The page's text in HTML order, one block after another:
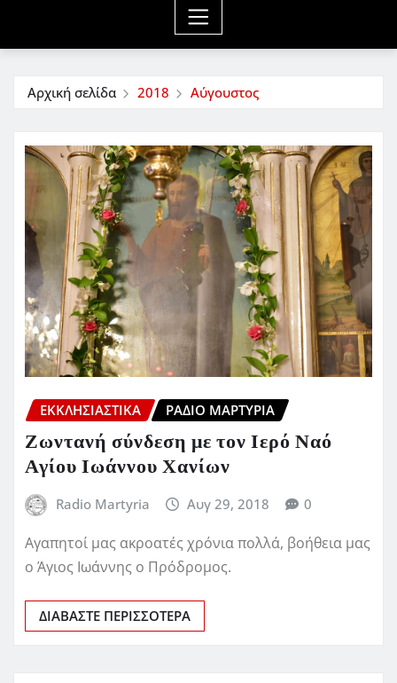
Αρχική σελίδα 2018 Αύγουστος
ΕΚΚΛΗΣΙΑΣΤΙΚΆ ΡΆΔΙΟ ΜΑΡΤΥΡΊΑ
Ζωντανή σύνδεση με τον Ιερό Ναό
Αγίου Ιωάννου Χανίων
Radio Martyria Αυγ 29, 2018 0
Αγαπητοί μας ακροατές χρόνια πολλά, βοήθεια μας
ο Άγιος Ιωάννης ο Πρόδρομος.
ΔΙΑΒΆΣΤΕ ΠΕΡΙΣΣΌΤΕΡΑ